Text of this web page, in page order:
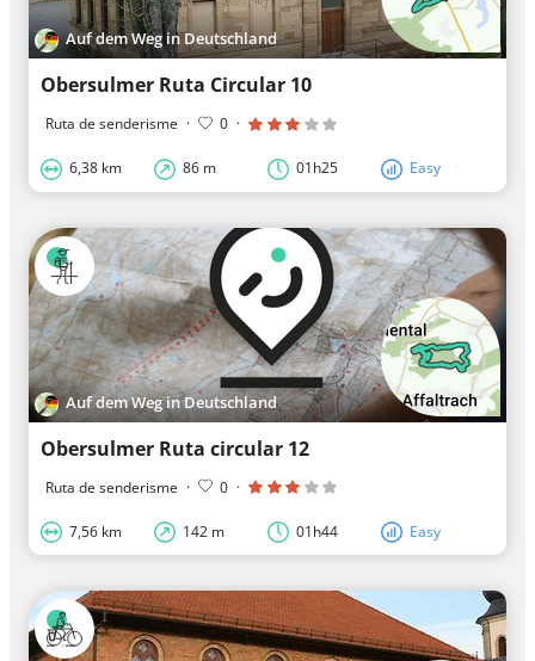
Auf dem Weg in Deutschland
Obersulmer Ruta Circular 10
Ruta de senderisme · 0 ·
6,38 km 86 m 01h25 Easy
Auf dem Weg in Deutschland
Obersulmer Ruta circular 12
Ruta de senderisme · 0 ·
7,56 km 142 m 01h44 Easy